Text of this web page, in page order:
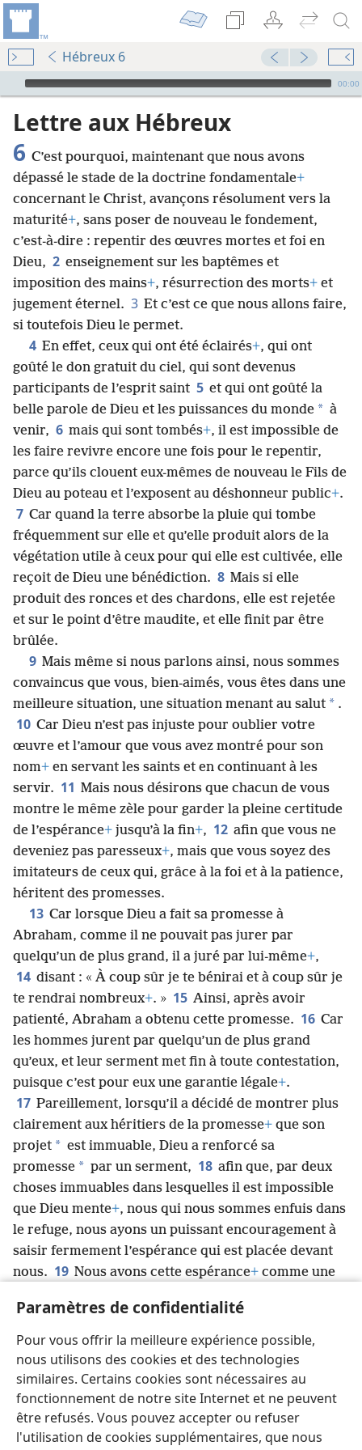
Paramètres de confidentialité
Pour vous offrir la meilleure expérience possible,
nous utilisons des cookies et des technologies
similaires. Certains cookies sont nécessaires au
fonctionnement de notre site Internet et ne peuvent
être refusés. Vous pouvez accepter ou refuser
l'utilisation de cookies supplémentaires, que nous
Hébreux 6
Audio Player
00:00
Lettre aux Hébreux
6 C’est pourquoi, maintenant que nous avons
dépassé le stade de la doctrine fondamentale+
concernant le Christ, avançons résolument vers la
maturité+, sans poser de nouveau le fondement,
c’est-à-dire : repentir des œuvres mortes et foi en
Dieu, 2 enseignement sur les baptêmes et
imposition des mains+, résurrection des morts+ et
jugement éternel. 3 Et c’est ce que nous allons faire,
si toutefois Dieu le permet.
4 En effet, ceux qui ont été éclairés+, qui ont
goûté le don gratuit du ciel, qui sont devenus
participants de l’esprit saint 5 et qui ont goûté la
belle parole de Dieu et les puissances du monde * à
venir, 6 mais qui sont tombés+, il est impossible de
les faire revivre encore une fois pour le repentir,
parce qu’ils clouent eux-mêmes de nouveau le Fils de
Dieu au poteau et l’exposent au déshonneur public+.
7 Car quand la terre absorbe la pluie qui tombe
fréquemment sur elle et qu’elle produit alors de la
végétation utile à ceux pour qui elle est cultivée, elle
reçoit de Dieu une bénédiction. 8 Mais si elle
produit des ronces et des chardons, elle est rejetée
et sur le point d’être maudite, et elle finit par être
brûlée.
9 Mais même si nous parlons ainsi, nous sommes
convaincus que vous, bien-aimés, vous êtes dans une
meilleure situation, une situation menant au salut * .
10 Car Dieu n’est pas injuste pour oublier votre
œuvre et l’amour que vous avez montré pour son
nom+ en servant les saints et en continuant à les
servir. 11 Mais nous désirons que chacun de vous
montre le même zèle pour garder la pleine certitude
de l’espérance+ jusqu’à la fin+, 12 afin que vous ne
deveniez pas paresseux+, mais que vous soyez des
imitateurs de ceux qui, grâce à la foi et à la patience,
héritent des promesses.
13 Car lorsque Dieu a fait sa promesse à
Abraham, comme il ne pouvait pas jurer par
quelqu’un de plus grand, il a juré par lui-même+,
14 disant : « À coup sûr je te bénirai et à coup sûr je
te rendrai nombreux+. » 15 Ainsi, après avoir
patienté, Abraham a obtenu cette promesse. 16 Car
les hommes jurent par quelqu’un de plus grand
qu’eux, et leur serment met fin à toute contestation,
puisque c’est pour eux une garantie légale+.
17 Pareillement, lorsqu’il a décidé de montrer plus
clairement aux héritiers de la promesse+ que son
projet * est immuable, Dieu a renforcé sa
promesse * par un serment, 18 afin que, par deux
choses immuables dans lesquelles il est impossible
que Dieu mente+, nous qui nous sommes enfuis dans
le refuge, nous ayons un puissant encouragement à
saisir fermement l’espérance qui est placée devant
nous. 19 Nous avons cette espérance+ comme une
pénètre derrière le rideau+, 20 là où un précurseur
est entré en notre faveur, Jésus+, qui est devenu
pour toujours grand prêtre à la manière de
Melchisédech+.